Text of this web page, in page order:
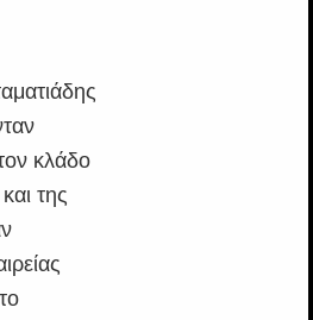
κλάδο
της